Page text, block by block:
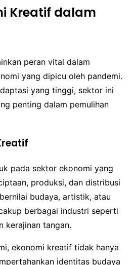
Kreatif dalam
peran vital dalam
yang dipicu oleh pandemi.
yang tinggi, sektor ini
penting dalam pemulihan
pada sektor ekonomi yang
produksi, dan distribusi
budaya, artistik, atau
berbagai industri seperti
kerajinan tangan.
ekonomi kreatif tidak hanya
identitas budaya